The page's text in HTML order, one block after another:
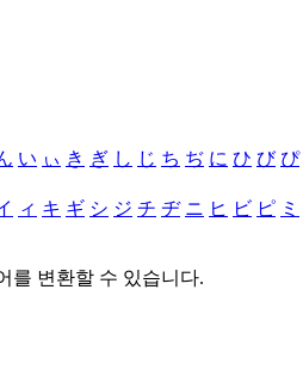
い ぃ き ぎ し じ ち ぢ に ひ び ぴ
ィ キ ギ シ ジ チ ヂ ニ ヒ ビ ピ ミ
를 변환할 수 있습니다.